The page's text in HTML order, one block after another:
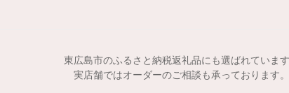
東広島市のふるさと納税返礼品にも選ばれています
実店舗ではオーダーのご相談も承っております。